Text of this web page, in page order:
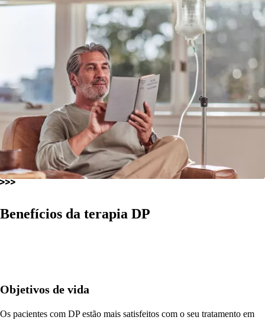
Benefícios da terapia DP
Objetivos de vida
Os pacientes com DP estão mais satisfeitos com o seu tratamento em